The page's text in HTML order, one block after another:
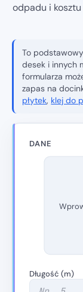
odpadu i
To
desek i innych
formularza
zapas na
płytek, klej do
DANE
Długość (m)